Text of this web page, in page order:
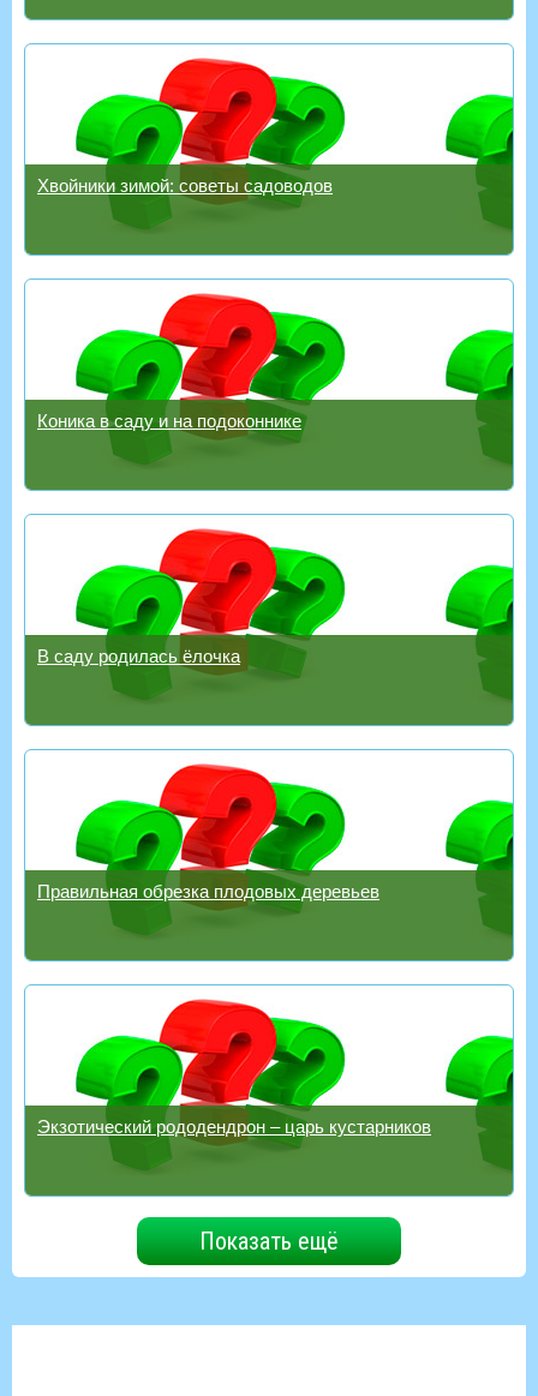
Хвойники зимой: советы садоводов
Коника в саду и на подоконнике
В саду родилась ёлочка
Правильная обрезка плодовых деревьев
Экзотический рододендрон – царь кустарников
Показать ещё